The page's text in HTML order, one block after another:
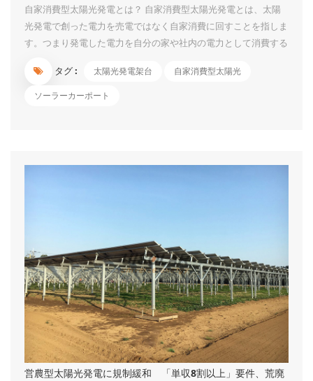
自家消費型太陽光発電とは？ 自家消費型太陽光発電とは、太陽
光発電で創った電力を売電ではなく自家消費に回すことを指しま
す。つまり発電した電力を自分の家や社内の電力として消費する
は元から「自家消費＋余剰売電」を行っています。自家消費型太
陽光発電と言われるものは一般的に10kW以上の産業用太陽光発
タグ : 太陽光発電架台 自家消費型太陽光
ソーラーカーポート
営農型太陽光発電に規制緩和 「単収8割以上」要件、荒廃